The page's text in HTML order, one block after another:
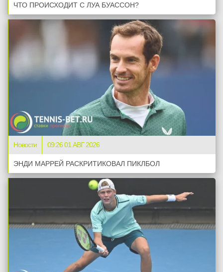
ЧТО ПРОИСХОДИТ С ЛУА БУАССОН?
Новости 09:26 01 АВГ 2026
ЭНДИ МАРРЕЙ РАСКРИТИКОВАЛ ПИКЛБОЛ